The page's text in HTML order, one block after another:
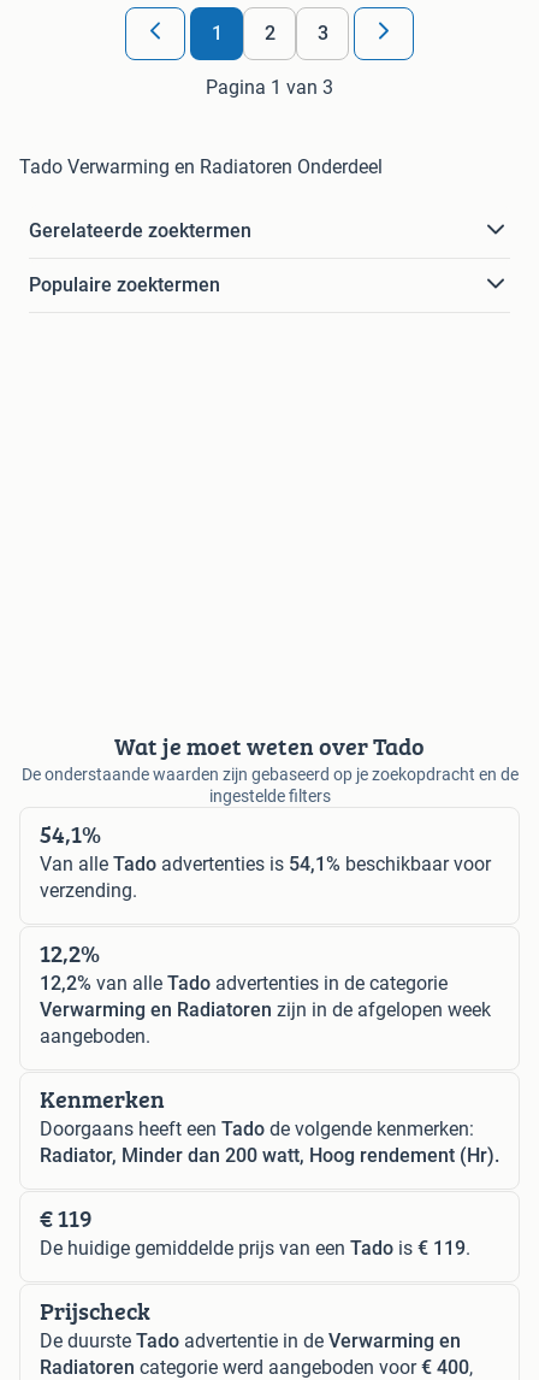
1 2 3
Pagina 1 van 3
Tado Verwarming en Radiatoren Onderdeel
Gerelateerde zoektermen
Populaire zoektermen
Wat je moet weten over Tado
De onderstaande waarden zijn gebaseerd op je zoekopdracht en de
ingestelde filters
54,1%
Van alle Tado advertenties is 54,1% beschikbaar voor
verzending.
12,2%
12,2% van alle Tado advertenties in de categorie
Verwarming en Radiatoren zijn in de afgelopen week
aangeboden.
Kenmerken
Doorgaans heeft een Tado de volgende kenmerken:
Radiator, Minder dan 200 watt, Hoog rendement (Hr).
€ 119
De huidige gemiddelde prijs van een Tado is € 119.
Prijscheck
De duurste Tado advertentie in de Verwarming en
Radiatoren categorie werd aangeboden voor€ 400,